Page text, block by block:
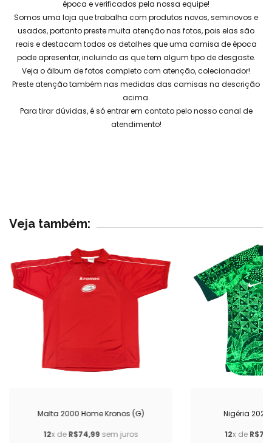
época e verificados pela nossa equipe!
Somos uma loja que trabalha com produtos novos, seminovos e
usados, portanto preste muita atenção nas fotos, pois elas são
reais e destacam todos os detalhes que uma camisa de época
pode apresentar, incluindo as que tem algum tipo de desgaste.
Veja o álbum de fotos completo com atenção, colecionador!
Preste atenção também nas medidas das camisas na descrição
acima.
Para tirar dúvidas, é só entrar em contato pelo nosso canal de
atendimento!
Veja também:
Malta 2000 Home Kronos (G)
12x deR$74,99 sem juros
Nigéria 2022
12x de